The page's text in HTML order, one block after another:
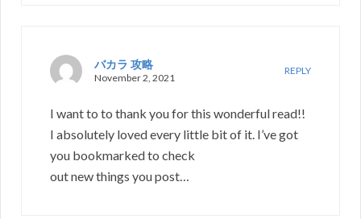
バカラ 攻略
November 2, 2021
REPLY
I want to to thank you for this wonderful read!!
I absolutely loved every little bit of it. I’ve got
you bookmarked to check
out new things you post…